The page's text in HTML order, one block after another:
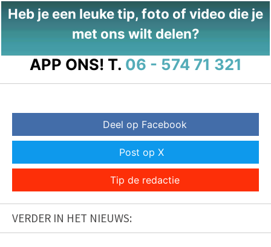
Heb je een leuke tip, foto of video die je
met ons wilt delen?
APP ONS! T. 06 - 574 71 321
Deel op Facebook
Post op X
Tip de redactie
VERDER IN HET NIEUWS: